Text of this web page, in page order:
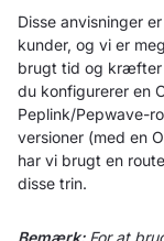
Disse anvisninger
kunder, og vi er
brugt tid og kræfter
du konfigurerer en
Peplink/Pepwave-
versioner (med en
har vi brugt en
disse trin.
Bemærk:For at